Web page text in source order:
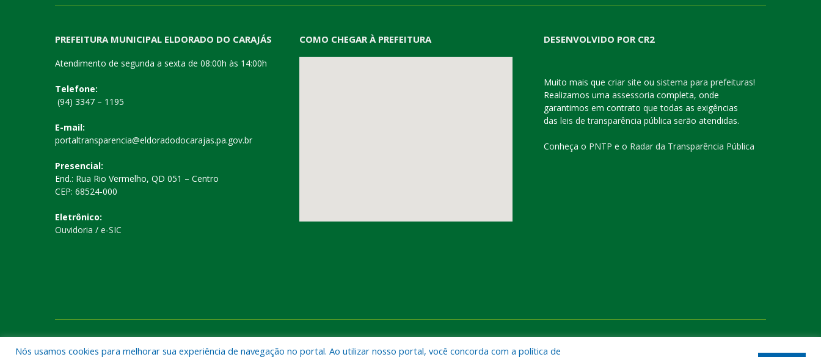
PREFEITURA MUNICIPAL ELDORADO DO CARAJÁS
Atendimento de segunda a sexta de 08:00h às 14:00h
Telefone:
(94) 3347 – 1195
E-mail:
portaltransparencia@eldoradodocarajas.pa.gov.br
Presencial:
End.: Rua Rio Vermelho, QD 051 – Centro
CEP: 68524-000
Eletrônico:
Ouvidoria / e-SIC
COMO CHEGAR À PREFEITURA DESENVOLVIDO POR CR2
Muito mais que criar site ou sistema para prefeituras!
Realizamos uma assessoria completa, onde
garantimos em contrato que todas as exigências
das leis de transparência pública serão atendidas.
Conheça o PNTP e o Radar da Transparência Pública
Nós usamos cookies para melhorar sua experiência de navegação no portal. Ao utilizar nosso portal, você concorda com a política de